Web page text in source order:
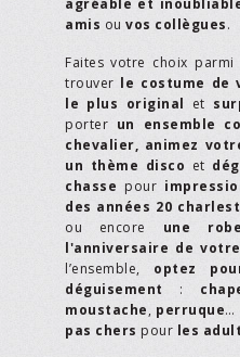
agréable et
amis ou vos collègues.
Faites votre choix parmi
trouver le costume de
le plus original et
porter un ensemble
chevalier, animez
un thème disco et
chasse pour
des années 20
ou encore une
l'anniversaire de
l’ensemble, optez
déguisement :
moustache, perruque…
pas chers pour les